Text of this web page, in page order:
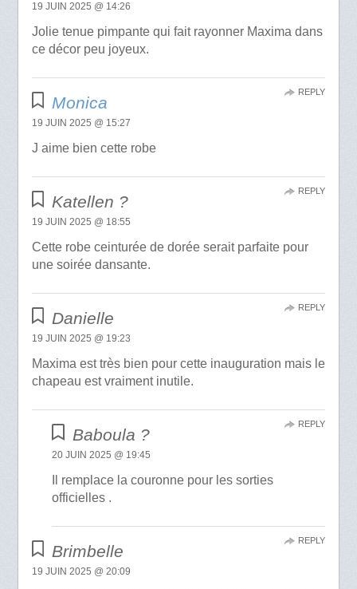
19 JUIN 2025 @ 14:26
Jolie tenue pimpante qui fait rayonner Maxima dans
ce décor peu joyeux.
Monica
19 JUIN 2025 @ 15:27
J aime bien cette robe
REPLY
Katellen ?
19 JUIN 2025 @ 18:55
Cette robe ceinturée de dorée serait parfaite pour
une soirée dansante.
REPLY
Danielle
19 JUIN 2025 @ 19:23
Maxima est très bien pour cette inauguration mais le
chapeau est vraiment inutile.
REPLY
Baboula ?
20 JUIN 2025 @ 19:45
Il remplace la couronne pour les sorties
officielles .
REPLY
Brimbelle
19 JUIN 2025 @ 20:09
REPLY